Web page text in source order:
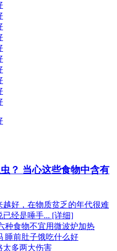
？ 当心这些食物中含有
越好，在物质贫乏的年代很难
已经是唾手... [详细]
种食物不宜用微波炉加热
睡前肚子饿吃什么好
太多两大伤害